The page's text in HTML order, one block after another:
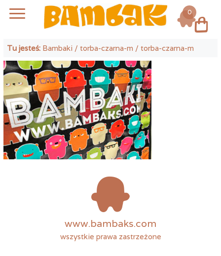
Tu jesteś: Bambaki /torba-czarna-m / torba-czarna-m
www.bambaks.com
wszystkie prawa zastrzeżone
Log in
0